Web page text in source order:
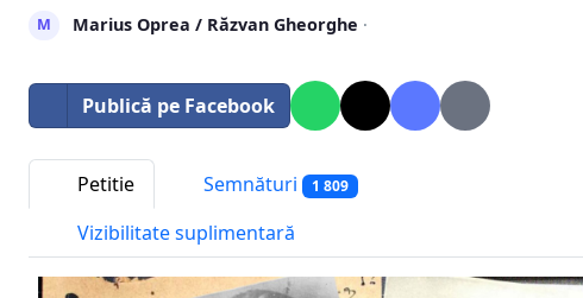
M Marius Oprea / Răzvan Gheorghe ·
Publică pe Facebook
Petitie Semnături 1 809
Vizibilitate suplimentară